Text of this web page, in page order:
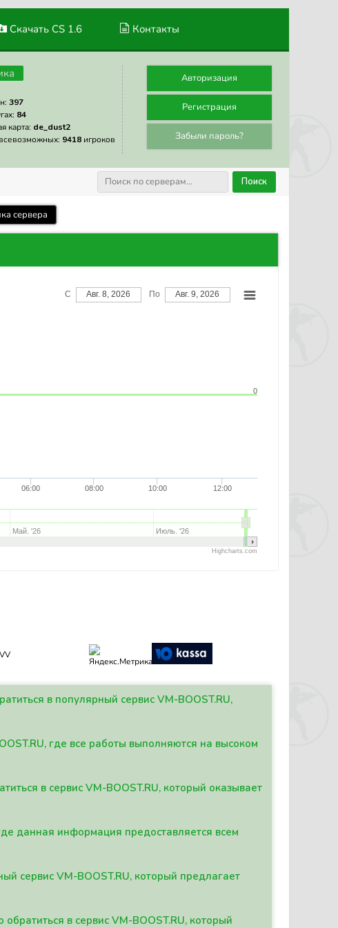
Скачать CS 1.6 Контакты
397
84
карта: de_dust2
9418 игроков
Авторизация
Регистрация
Забыли пароль?
Поиск
сервера
С Авг. 8, 2026 По Авг. 9, 2026
06:00 08:00 10:00 12:00
Май. '26 Июль. '26
0
Highcharts.com
в популярный сервис VM-BOOST.RU,
где все работы выполняются на высоком
в сервис VM-BOOST.RU, который оказывает
данная информация предоставляется всем
сервис VM-BOOST.RU, который предлагает
в сервис VM-BOOST.RU, который